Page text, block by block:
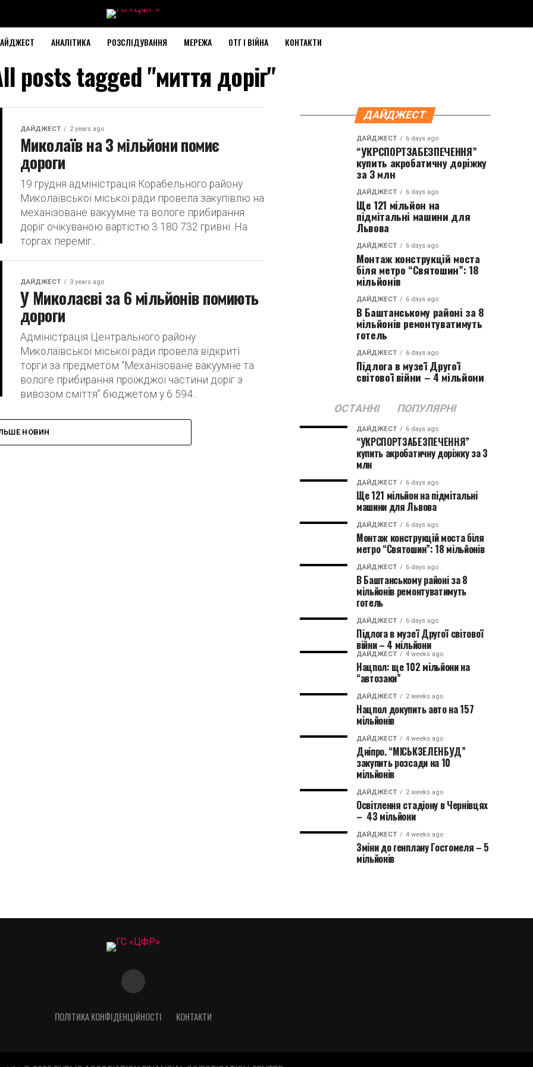
АНАЛІТИКА РОЗСЛІДУВАННЯ МЕРЕЖА ОТГ І ВІЙНА КОНТАКТИ
posts tagged "миття доріг"
ДАЙДЖЕСТ 2 years ago
Миколаїв на 3 мільйони помиє
дороги
19 грудня адміністрація Корабельного району
Миколаївської міської ради провела закупівлю на
механізоване вакуумне та вологе прибирання
доріг очікуваною вартістю 3 180 732 гривні. На
торгах переміг...
ДАЙДЖЕСТ 3 years ago
У Миколаєві за 6 мільйонів помиють
дороги
Адміністрація Центрального району
Миколаївської міської ради провела відкриті
торги за предметом “Механізоване вакуумне та
вологе прибирання проїжджої частини доріг з
вивозом сміття” бюджетом у 6 594...
НОВИН
ДАЙДЖЕСТ
ДАЙДЖЕСТ 6 days ago
“УКРСПОРТЗАБЕЗПЕЧЕННЯ”
купить акробатичну доріжку
за 3 млн
ДАЙДЖЕСТ 6 days ago
Ще 121 мільйон на
підмітальні машини для
Львова
ДАЙДЖЕСТ 6 days ago
Монтаж конструкцій моста
біля метро “Святошин”: 18
мільйонів
ДАЙДЖЕСТ 6 days ago
В Баштанському районі за 8
мільйонів ремонтуватимуть
готель
ДАЙДЖЕСТ 6 days ago
Підлога в музеї Другої
світової війни – 4 мільйони
ОСТАННІ ПОПУЛЯРНІ
ДАЙДЖЕСТ 6 days ago
“УКРСПОРТЗАБЕЗПЕЧЕННЯ”
купить акробатичну доріжку за 3
млн
ДАЙДЖЕСТ 6 days ago
Ще 121 мільйон на підмітальні
машини для Львова
ДАЙДЖЕСТ 6 days ago
Монтаж конструкцій моста біля
метро “Святошин”: 18 мільйонів
ДАЙДЖЕСТ 6 days ago
В Баштанському районі за 8
мільйонів ремонтуватимуть
готель
ДАЙДЖЕСТ 6 days ago
Підлога в музеї Другої світової
війни – 4 мільйони
ДАЙДЖЕСТ 4 weeks ago
Нацпол: ще 102 мільйони на
“автозаки”
ДАЙДЖЕСТ 2 weeks ago
Нацпол докупить авто на 157
мільйонів
ДАЙДЖЕСТ 4 weeks ago
Дніпро. “МІСЬКЗЕЛЕНБУД”
закупить розсади на 10
мільйонів
ДАЙДЖЕСТ 2 weeks ago
Освітлення стадіону в Чернівцях
– 43 мільйони
ДАЙДЖЕСТ 4 weeks ago
Зміни до генплану Гостомеля – 5
мільйонів
ПОЛІТИКА КОНФІДЕНЦІЙНОСТІ КОНТАКТИ